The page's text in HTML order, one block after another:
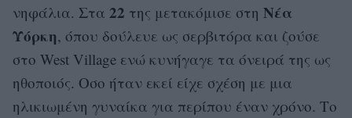
νηφάλια. Στα 22 της μετακόμισε στη Νέα
Υόρκη, όπου δούλευε ως σερβιτόρα και ζούσε
στο West Village ενώ κυνήγαγε τα όνειρά της ως
ηθοποιός. Οσο ήταν εκεί είχε σχέση με μια
ηλικιωμένη γυναίκα για περίπου έναν χρόνο. Το